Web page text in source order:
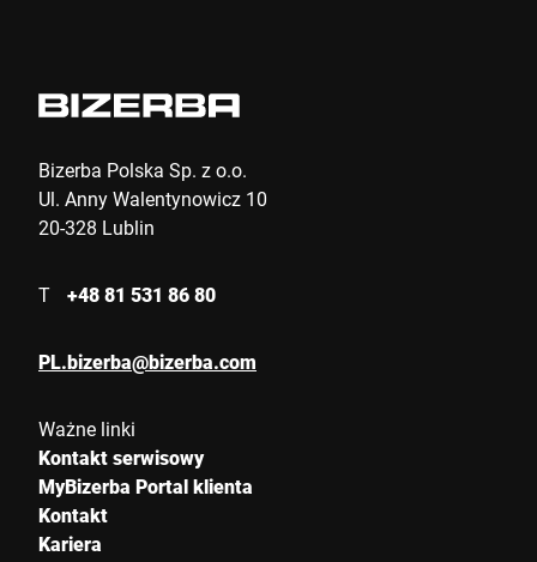
Bizerba Polska Sp. z o.o.
Ul. Anny Walentynowicz 10
20-328 Lublin
T +48 81 531 86 80
PL.bizerba@bizerba.com
Ważne linki
Kontakt serwisowy
MyBizerba Portal klienta
Kontakt
Kariera